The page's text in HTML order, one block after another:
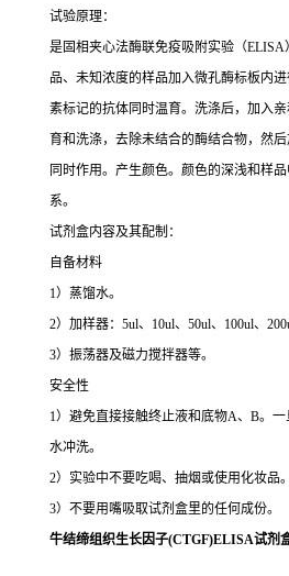
试验原理：
是固相夹心法酶联免疫吸附实验（
品、未知浓度的样品加入微孔酶标板内
素标记的抗体同时温育。洗涤后，加入
育和洗涤，去除未结合的酶结合物，然
同时作用。产生颜色。颜色的深浅和样
系。
试剂盒内容及其配制：
自备材料
1）蒸馏水。
2）加样器：5ul、10ul、50ul、100ul、
3）振荡器及磁力搅拌器等。
安全性
1）避免直接接触终止液和底物A、B。
水冲洗。
2）实验中不要吃喝、抽烟或使用化妆品。
3）不要用嘴吸取试剂盒里的任何成份。
牛结缔组织生长因子(CTGF)ELISA试剂